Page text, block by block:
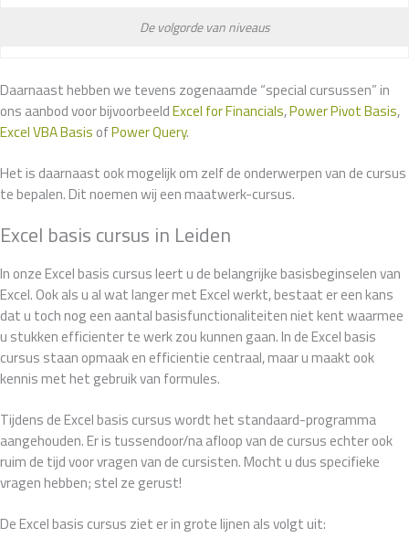
De volgorde van niveaus
Daarnaast hebben we tevens zogenaamde “special cursussen” in
ons aanbod voor bijvoorbeeldExcel for Financials,Power Pivot Basis,
Excel VBA Basis ofPower Query.
Het is daarnaast ook mogelijk om zelf de onderwerpen van de cursus
te bepalen. Dit noemen wij een maatwerk-cursus.
Excel basis cursus in Leiden
In onze Excel basis cursus leert u de belangrijke basisbeginselen van
Excel. Ook als u al wat langer met Excel werkt, bestaat er een kans
dat u toch nog een aantal basisfunctionaliteiten niet kent waarmee
u stukken efficienter te werk zou kunnen gaan. In de Excel basis
cursus staan opmaak en efficientie centraal, maar u maakt ook
kennis met het gebruik van formules.
Tijdens de Excel basis cursus wordt het standaard-programma
aangehouden. Er is tussendoor/na afloop van de cursus echter ook
ruim de tijd voor vragen van de cursisten. Mocht u dus specifieke
vragen hebben; stel ze gerust!
De Excel basis cursus ziet er in grote lijnen als volgt uit: